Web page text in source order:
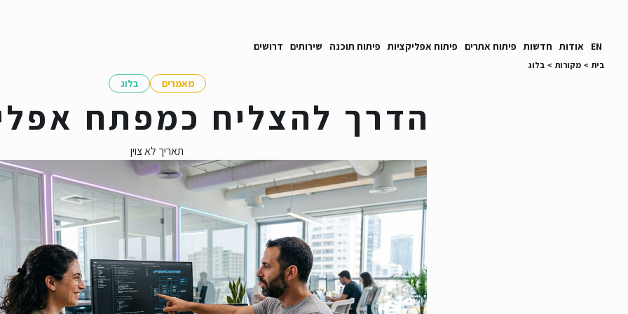
דרושים שירותים פיתוח תוכנה פיתוח אפליקציות פיתוח אתרים חדשות אודות EN
בלוג > מקורות > בית
בלוג מאמרים
הדרך להצליח כמפתח
תאריך לא צוין